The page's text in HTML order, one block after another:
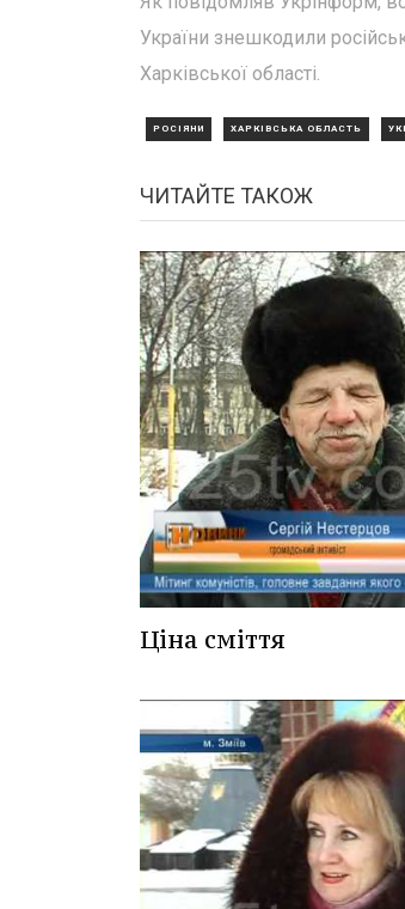
України знешкодили
Харківської області.
РОСІЯНИ ХАРКІВСЬКА ОБЛАСТЬ
ЧИТАЙТЕ ТАКОЖ
Ціна сміття